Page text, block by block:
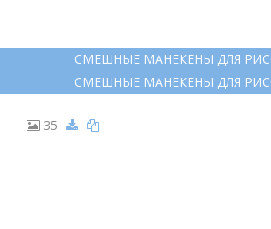
СМЕШНЫЕ МАНЕКЕНЫ ДЛЯ
СМЕШНЫЕ МАНЕКЕНЫ ДЛЯ
35